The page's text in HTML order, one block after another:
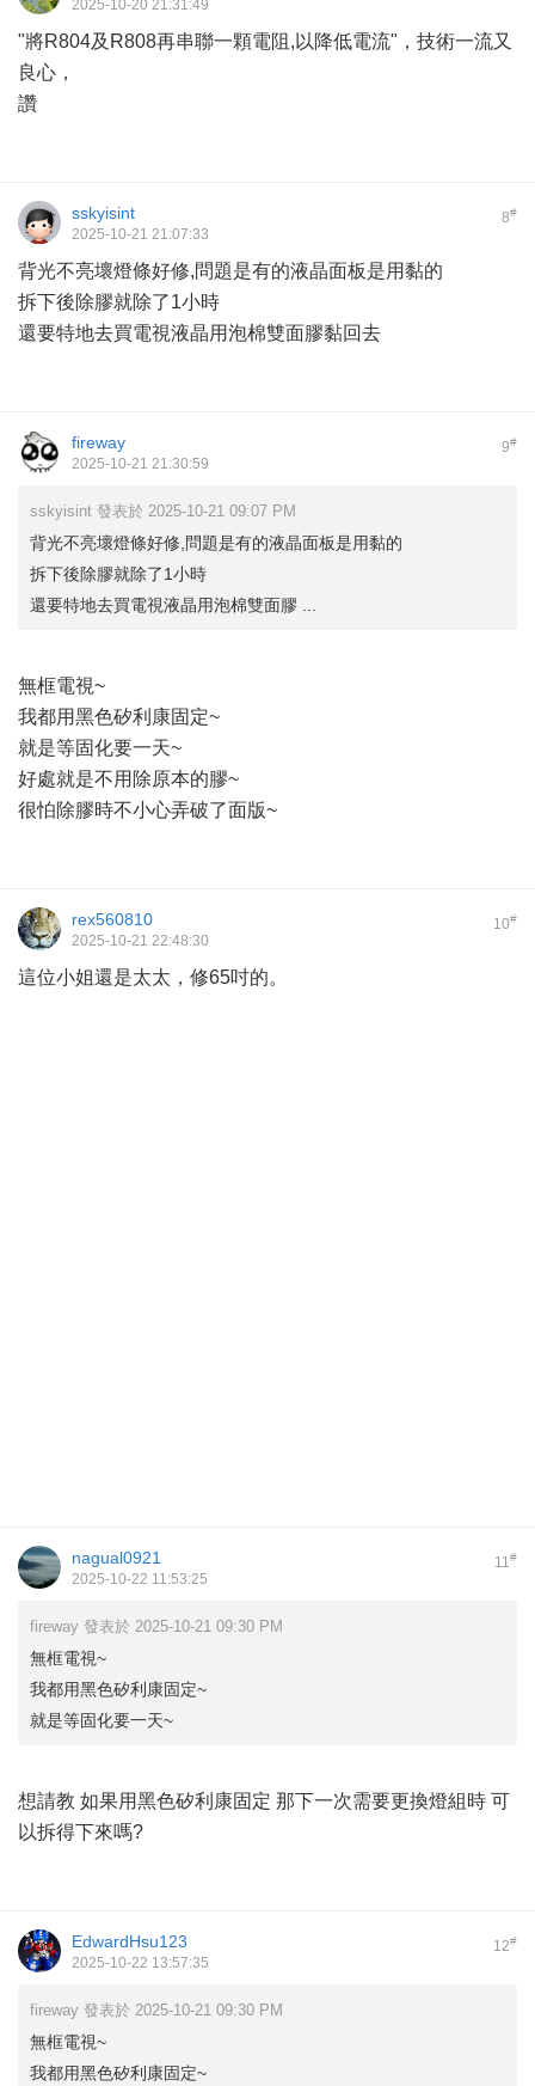
2025-10-20 21:31:49
"將R804及R808再串聯一顆電阻,以降低電流"，技術一流又
良心，
讚
8#
sskyisint
2025-10-21 21:07:33
背光不亮壞燈條好修,問題是有的液晶面板是用黏的
拆下後除膠就除了1小時
還要特地去買電視液晶用泡棉雙面膠黏回去
9#
fireway
2025-10-21 21:30:59
sskyisint 發表於 2025-10-21 09:07 PM
背光不亮壞燈條好修,問題是有的液晶面板是用黏的
拆下後除膠就除了1小時
還要特地去買電視液晶用泡棉雙面膠 ...
無框電視~
我都用黑色矽利康固定~
就是等固化要一天~
好處就是不用除原本的膠~
很怕除膠時不小心弄破了面版~
10#
rex560810
2025-10-21 22:48:30
這位小姐還是太太，修65吋的。
11 #
nagual0921
2025-10-22 11:53:25
fireway 發表於 2025-10-21 09:30 PM
無框電視~
我都用黑色矽利康固定~
就是等固化要一天~
想請教 如果用黑色矽利康固定 那下一次需要更換燈組時 可
以拆得下來嗎?
12#
EdwardHsu123
2025-10-22 13:57:35
fireway 發表於 2025-10-21 09:30 PM
無框電視~
我都用黑色矽利康固定~